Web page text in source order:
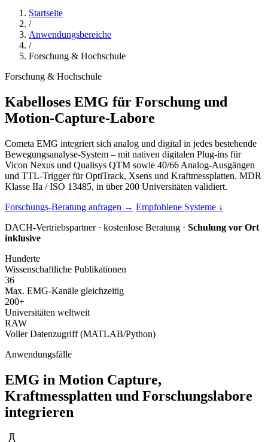
Startseite
/
Anwendungsbereiche
/
Forschung & Hochschule
Forschung & Hochschule
Kabelloses EMG für Forschung und
Motion-Capture-Labore
Cometa EMG integriert sich analog und digital in jedes bestehende
Bewegungsanalyse-System – mit nativen digitalen Plug-ins für
Vicon Nexus und Qualisys QTM sowie 40/66 Analog-Ausgängen
und TTL-Trigger für OptiTrack, Xsens und Kraftmessplatten. MDR
Klasse IIa / ISO 13485, in über 200 Universitäten validiert.
Forschungs-Beratung anfragen → Empfohlene Systeme ↓
DACH-Vertriebspartner · kostenlose Beratung · Schulung vor Ort
inklusive
Hunderte
Wissenschaftliche Publikationen
36
Max. EMG-Kanäle gleichzeitig
200+
Universitäten weltweit
RAW
Voller Datenzugriff (MATLAB/Python)
Anwendungsfälle
EMG in Motion Capture,
Kraftmessplatten und Forschungslabore
integrieren